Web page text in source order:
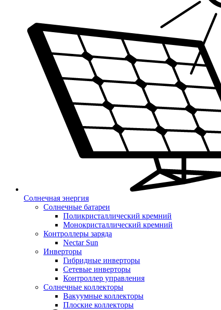
Солнечная энергия
Солнечные батареи
Поликристаллический кремний
Монокристаллический кремний
Контроллеры заряда
Nectar Sun
Инверторы
Гибридные инверторы
Сетевые инверторы
Контроллер управления
Солнечные коллекторы
Вакуумные коллекторы
Плоские коллекторы